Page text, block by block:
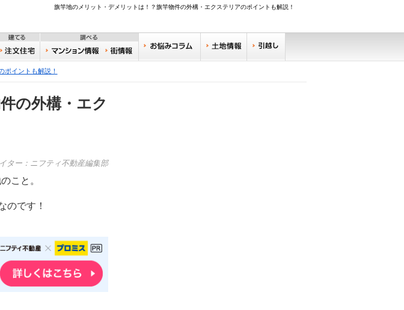
旗竿地のメリット・デメリットは！？旗竿物件の外構・エクステリアのポイントも解説！
中古物件購入
入
て
地 注文住宅 おうちリサーチ住みやすい街サーチ
ポイントも解説！
の外構・エク
ター：ニフティ不動産編集部
こと。
のです！